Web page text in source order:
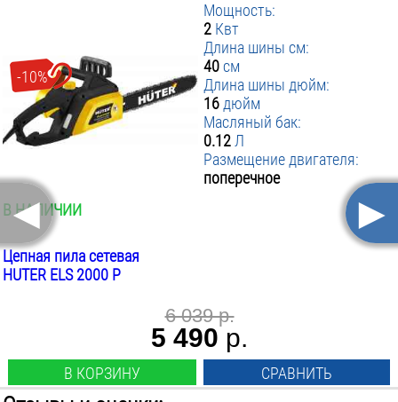
3 190 р.
-10%
Мощность:
2 Квт
Длина шины см:
40см
Длина шины дюйм:
16дюйм
Масляный бак:
0.12Л
Размещение двигателя:
поперечное
В НАЛИЧИИ
Цепная пила сетевая
HUTER ELS 2000 P
6 039 р.
5 490 р.
В КОРЗИНУ СРАВНИТЬ
◄ ►